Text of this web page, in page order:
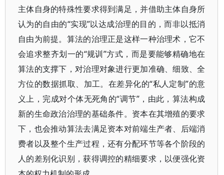
主体自身的特殊性要求得到满足，并借助主体自身所
认为的自由的“实现”以达成治理的目的，而非以抵消
自由为前提。算法的治理正是这样一种治理术，它不
会追求整齐划一的“规训”方式，而是要能够精确地在
算法的支撑下，对治理对象进行更加准确、细致、全
方位的数据抓取、加工。在差异化的“私人定制”的意
义上，完成对个体无死角的“调节”，由此，算法构成
新的生命政治治理的基础条件。资本在其增殖的要求
下，也会推动算法去满足资本对前端生产者、后端消
费者以及整个生产过程，还有分配环节等各个阶段的
人的差别化识别，获得调控的精细要求，以便强化资